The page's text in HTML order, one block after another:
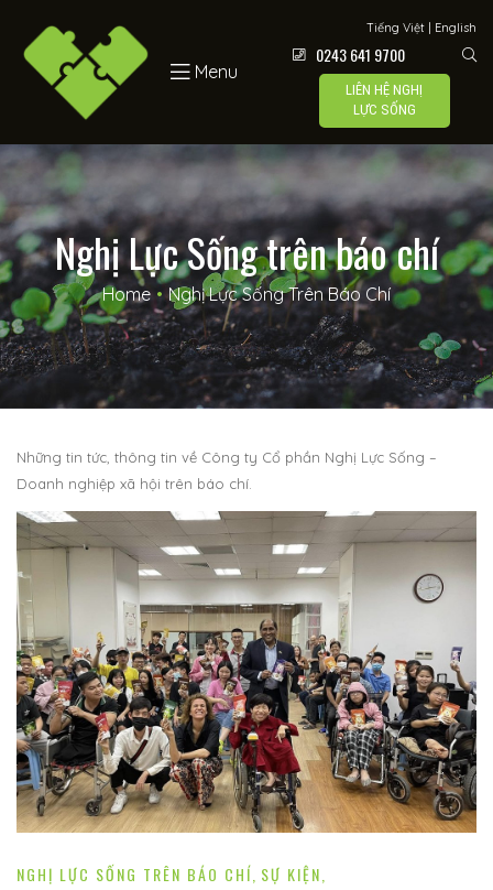
Menu
Tiếng Việt| English
0243 641 9700
LIÊN HỆ NGHỊ
LỰC SỐNG
Nghị Lực Sống trên báo chí
Home • Nghị Lực Sống Trên Báo Chí
Những tin tức, thông tin về Công ty Cổ phần Nghị Lực Sống –
Doanh nghiệp xã hội trên báo chí.
NGHỊ LỰC SỐNG TRÊN BÁO CHÍ SỰ KIỆN
Sống